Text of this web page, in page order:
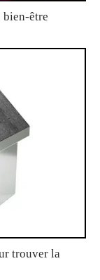
bien-être
trouver la